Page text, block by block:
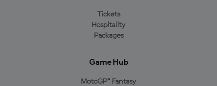
Tickets
Hospitality
Packages
Game Hub
MotoGP™ Fantasy